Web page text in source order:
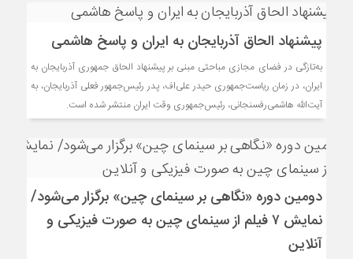
پیشنهاد الحاق آذربایجان به ایران و پاسخ هاشمی
به‌تازگی در فضای مجازی مباحثی مبنی بر پیشنهاد الحاق جمهوری آذربایجان به
ایران، در زمان ریاست‌جمهوری حیدر علی‌اف، پدر رئیس‌جمهور فعلی آذربایجان، به
آیت‌الله هاشمی‌رفسنجانی، رئیس‌جمهوری وقت ایران منتشر شده است.
دومین دوره «نگاهی بر سینمای چین» برگزار می‌شود/
نمایش ۷ فیلم از سینمای چین به صورت فیزیکی و
آنلاین